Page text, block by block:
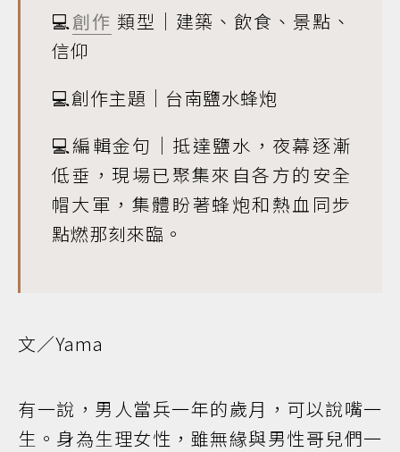
💻創作 類型｜建築、飲食、景點、
信仰
💻創作主題｜台南鹽水蜂炮
💻編輯金句｜抵達鹽水，夜幕逐漸
低垂，現場已聚集來自各方的安全
帽大軍，集體盼著蜂炮和熱血同步
點燃那刻來臨。
文／Yama
有一說，男人當兵一年的歲月，可以說嘴一
生。身為生理女性，雖無緣與男性哥兒們一